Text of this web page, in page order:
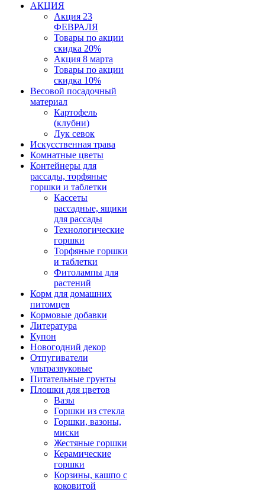
АКЦИЯ
Акция 23
ФЕВРАЛЯ
Товары по акции
скидка 20%
Акция 8 марта
Товары по акции
скидка 10%
Весовой посадочный
материал
Картофель
(клубни)
Лук севок
Искусственная трава
Комнатные цветы
Контейнеры для
рассады, торфяные
горшки и таблетки
Кассеты
рассадные, ящики
для рассады
Технологические
горшки
Торфяные горшки
и таблетки
Фитолампы для
растений
Корм для домашних
питомцев
Кормовые добавки
Литература
Купон
Новогодний декор
Отпугиватели
ультразвуковые
Питательные грунты
Плошки для цветов
Вазы
Горшки из стекла
Горшки, вазоны,
миски
Жестяные горшки
Керамические
горшки
Корзины, кашпо с
коковитой